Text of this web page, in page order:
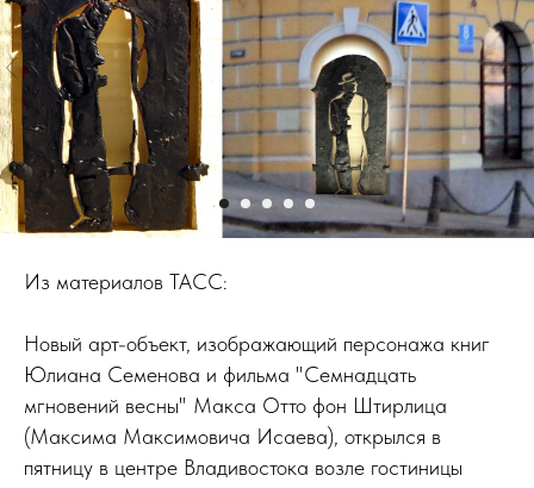
Из материалов ТАСС:
Новый арт-объект, изображающий персонажа книг
Юлиана Семенова и фильма "Семнадцать
мгновений весны" Макса Отто фон Штирлица
(Максима Максимовича Исаева), открылся в
пятницу в центре Владивостока возле гостиницы